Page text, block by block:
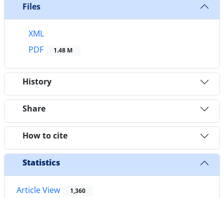
Files
XML
PDF
1.48 M
History
Share
How to cite
Statistics
Article View 1,360